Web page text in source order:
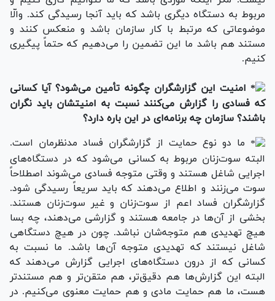
مربوط به دستگاه دیگری باشد که باید آنجا رسیدگی کند. والّا
موضوعاتی که مرتبط با کار سازمان باشد و منعکس کنند و
مستند هم باشد ما این تضمین را می‌دهیم که حتماً پیگیری
کنیم.
امنیت این گزارشگران چگونه تأمین می‌شود؟ آیا کسانی
که فسادی را گزارش می‌کنند نسبت به امنیتشان باید نگران
باشند؟ سازمان چه برنامه‌ای در این باره دارد؟
ما دو نوع حمایت از گزارشگران فساد مدنظرمان است.
البته سوت‌زنان مربوط به کسانی می‌شود که در دستگاه‌های
اجرایی شاغل هستند و وقتی متوجه فسادی می‌شوند اصطلاحاً
سوت می‌زنند و اطلاع می‌دهند که باید سریعاً رسیدگی شود.
گزارشگران فساد اعم از سوت‌زنان و غیر سوت‌زنان هستند.
بخشی از آن‌ها در جامعه هستند و گزارشی می‌دهند، چه بسا
هیچ تهدیدی هم متوجه‌شان نباشد. چون در هیچ دستگاهی
شاغل نیستند که تهدیدی متوجه آن‌ها باشد. ما نسبت به
کسانی که از درون دستگاه‌های اجرایی گزارش می‌دهند که
البته این گزارش‌ها هم دقیق‌تر، هم متقن‌تر و هم مستندتر
هست، ما هم حمایت مادی و هم حمایت معنوی می‌کنیم. در